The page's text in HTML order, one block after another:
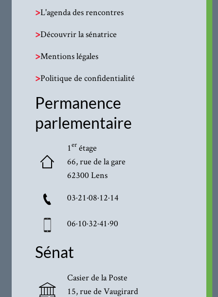
>L'agenda des rencontres
>Découvrir la sénatrice
>Mentions légales
>Politique de confidentialité
Permanence
parlementaire
1erétage
66, rue de la gare
62300 Lens
03·21·08·12·14
06·10·32·41·90
Sénat
Casier de la Poste
15, rue de Vaugirard